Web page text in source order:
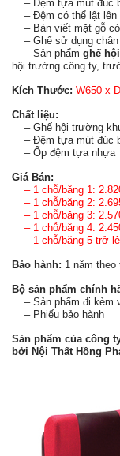
– Đệm tựa mút đúc
– Đệm có thể lật lên
– Bàn viết mặt gỗ có
– Ghế sử dụng chân
– Sản phẩm ghế
hội trường công ty,
Kích Thước: W650 x
Chất liệu:
– Ghế hội trường
– Đệm tựa mút đúc
– Ốp đệm tựa nhựa
Giá Bán:
– 1 chỗ/băng 1:
– 1 chỗ/băng 2:
– 1 chỗ/băng 3:
– 1 chỗ/băng 4:
– 1 chỗ/băng 5 trở
Bảo hành: 1 năm theo
Bộ sản phẩm chính
– Sản phẩm đi kèm
– Phiếu bảo hành
Sản phẩm của công
bởi Nội Thất Hồng